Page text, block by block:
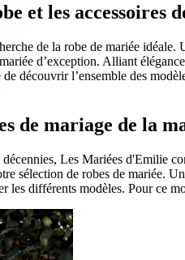
et les accessoires
de la robe de mariée
d’exception. Alliant
découvrir l’ensemble des
de mariage de la
Les Mariées d'Emilie
sélection de robes de mariée.
les différents modèles. Pour ce